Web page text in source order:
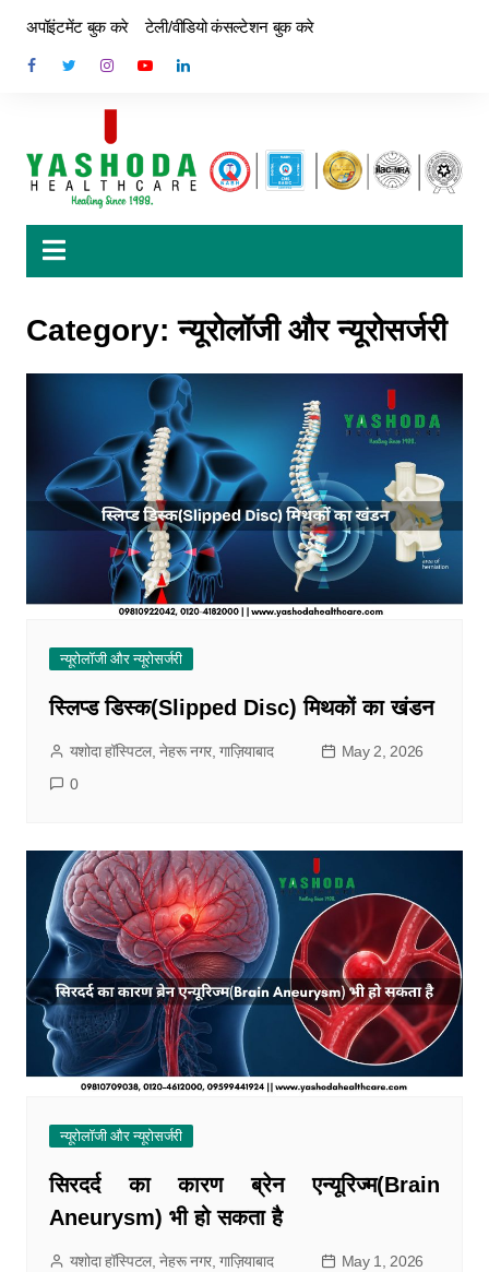
अपॉइंटमेंट बुक करे टेली/वीडियो कंसल्टेशन बुक करे
Category:न्यूरोलॉजी और न्यूरोसर्जरी
न्यूरोलॉजी और न्यूरोसर्जरी
स्लिप्ड डिस्क(Slipped Disc) मिथकों का खंडन
यशोदा हॉस्पिटल, नेहरू नगर, गाज़ियाबाद
May 2, 2026
0
न्यूरोलॉजी और न्यूरोसर्जरी
सिरदर्द का कारण ब्रेन एन्यूरिज्म(Brain
Aneurysm) भी हो सकता है
यशोदा हॉस्पिटल, नेहरू नगर, गाज़ियाबाद
May 1, 2026